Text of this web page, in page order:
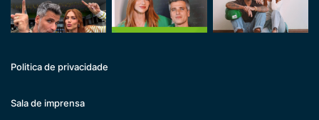
Politica de privacidade
Sala de imprensa